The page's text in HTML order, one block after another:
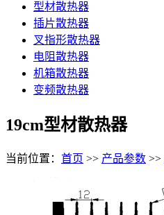
型材散热器
插片散热器
叉指形散热器
电阻散热器
机箱散热器
变频散热器
19cm型材散热器
当前位置： 首页 >> 产品参数 >>